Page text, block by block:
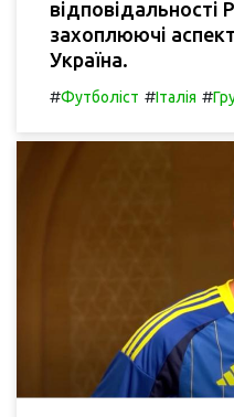
відповідальності
захоплюючі
Україна.
#Футболіст #Італія #